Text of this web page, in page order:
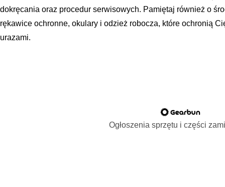
dokręcania oraz procedur serwisowych. Pamiętaj również o
rękawice ochronne, okulary i odzież robocza, które ochronią
urazami.
Ogłoszenia sprzętu i części